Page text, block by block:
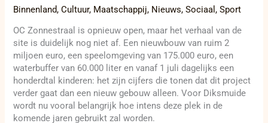
Binnenland,Cultuur, Maatschappij, Nieuws,Sociaal,Sport
OC Zonnestraal is opnieuw open, maar het verhaal van de
site is duidelijk nog niet af. Een nieuwbouw van ruim 2
miljoen euro, een speelomgeving van 175.000 euro, een
waterbuffer van 60.000 liter en vanaf 1 juli dagelijks een
honderdtal kinderen: het zijn cijfers die tonen dat dit project
verder gaat dan een nieuw gebouw alleen. Voor Diksmuide
wordt nu vooral belangrijk hoe intens deze plek in de
komende jaren gebruikt zal worden.